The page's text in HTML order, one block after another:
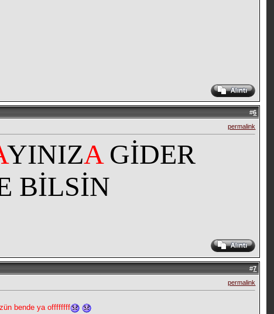
#6
permalink
YINIZA GİDER
BİLSİN
#7
permalink
bende ya offffffff